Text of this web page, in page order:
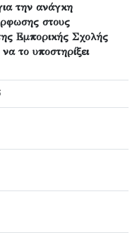
την ανάγκη
στους
Εμπορικής Σχολής
να το υποστηρίξει